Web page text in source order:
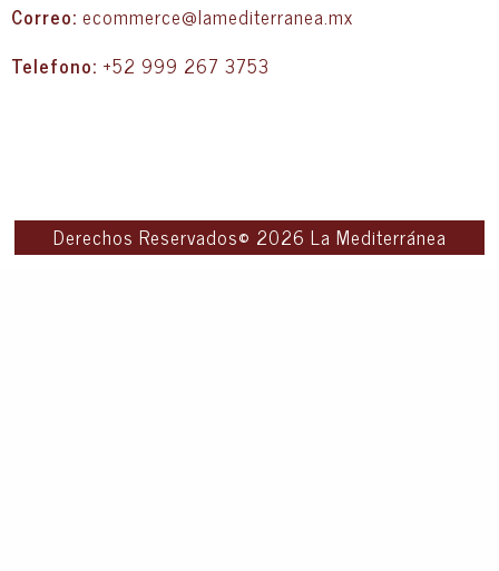
Correo: ecommerce@lamediterranea.mx
Telefono: +52 999 267 3753
Derechos Reservados© 2026 La Mediterránea